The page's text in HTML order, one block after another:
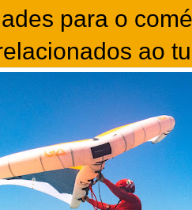
para o
ao